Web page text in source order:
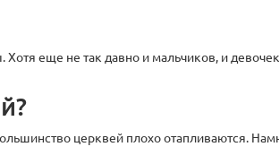
еще не так давно и мальчиков, и
церквей плохо отапливаются.